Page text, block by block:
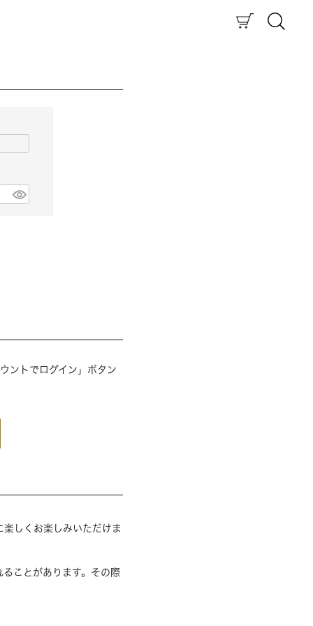
ントでログイン」ボタン
しくお楽しみいただけま
ことがあります。その際